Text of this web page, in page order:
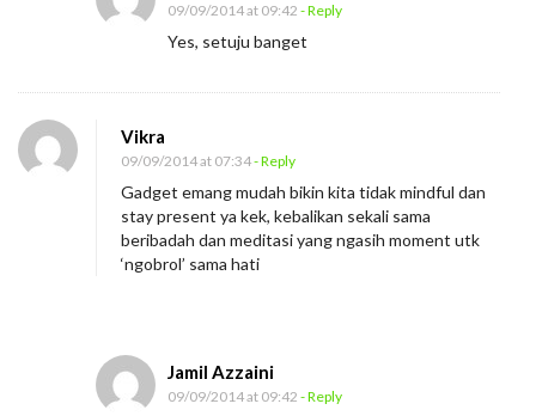
u
i
t
M
e
n
a
09/09/2014 at 09:42 - Reply
Yes, setuju banget
Vikra
09/09/2014 at 07:34- Reply
Gadget emang mudah bikin kita tidak mindful dan
stay present ya kek, kebalikan sekali sama
beribadah dan meditasi yang ngasih moment utk
‘ngobrol’ sama hati
Jamil Azzaini
09/09/2014 at 09:42 - Reply